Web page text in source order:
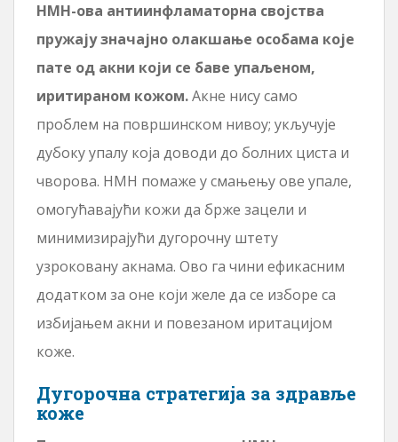
НМН-ова антиинфламаторна својства
пружају значајно олакшање особама које
пате од акни који се баве упаљеном,
иритираном кожом.Акне нису само
проблем на површинском нивоу; укључује
дубоку упалу која доводи до болних циста и
чворова. НМН помаже у смањењу ове упале,
омогућавајући кожи да брже зацели и
минимизирајући дугорочну штету
узроковану акнама. Ово га чини ефикасним
додатком за оне који желе да се изборе са
избијањем акни и повезаном иритацијом
коже.
Дугорочна стратегија за здравље
коже